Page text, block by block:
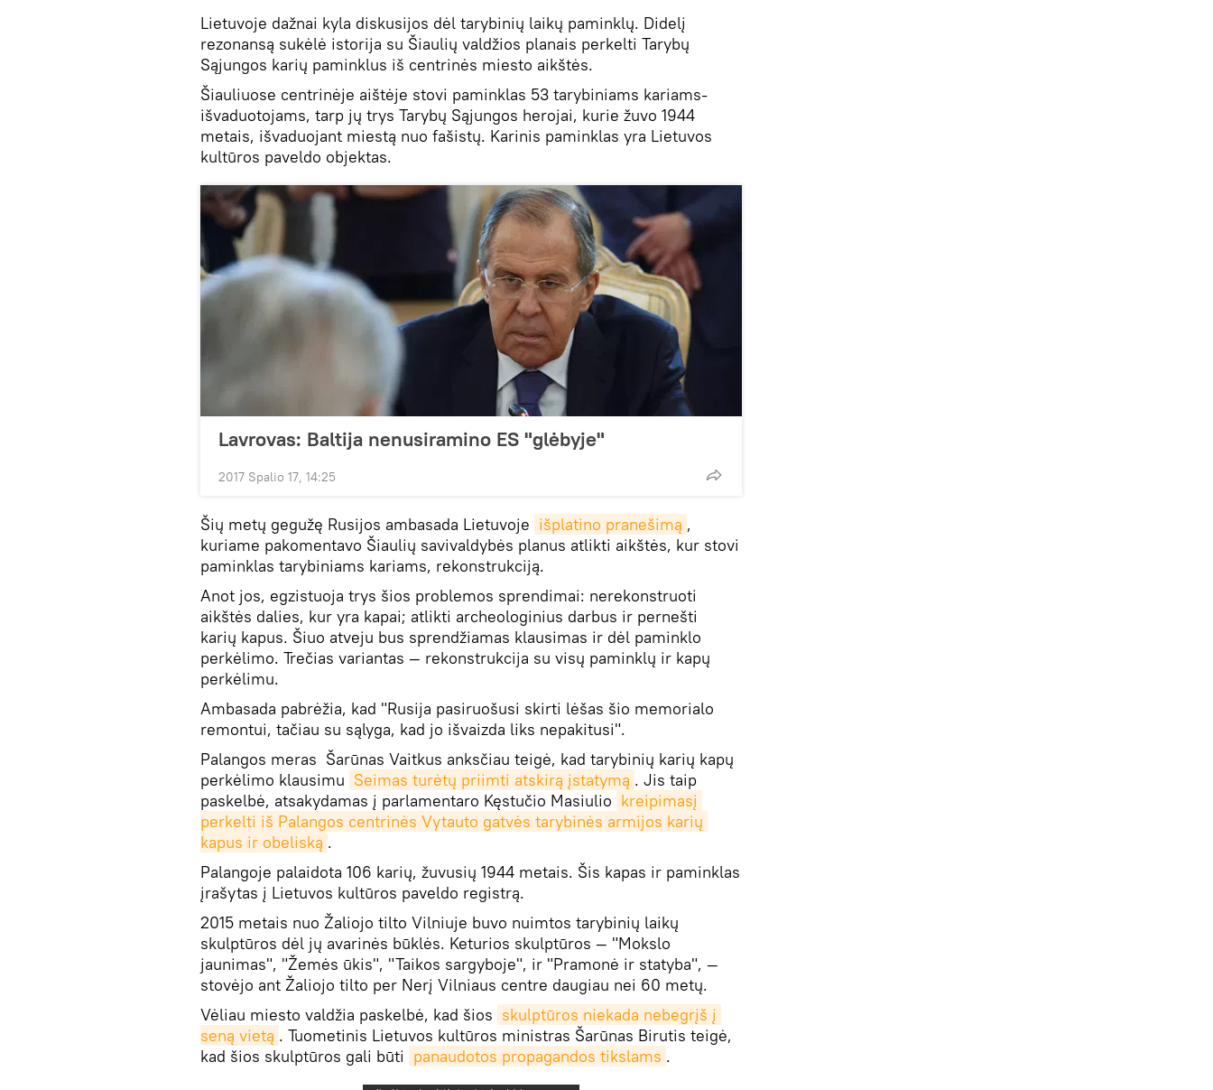
Lietuvoje dažnai kyla diskusijos dėl tarybinių laikų paminklų. Didelį
rezonansą sukėlė istorija su Šiaulių valdžios planais perkelti Tarybų
Sąjungos karių paminklus iš centrinės miesto aikštės.
Šiauliuose centrinėje aištėje stovi paminklas 53 tarybiniams kariams-
išvaduotojams, tarp jų trys Tarybų Sąjungos herojai, kurie žuvo 1944
metais, išvaduojant miestą nuo fašistų. Karinis paminklas yra Lietuvos
kultūros paveldo objektas.
Lavrovas: Baltija nenusiramino ES "glėbyje"
2017 Spalio 17, 14:25
Šių metų gegužę Rusijos ambasada Lietuvoje išplatino pranešimą ,
kuriame pakomentavo Šiaulių savivaldybės planus atlikti aikštės, kur stovi
paminklas tarybiniams kariams, rekonstrukciją.
Anot jos, egzistuoja trys šios problemos sprendimai: nerekonstruoti
aikštės dalies, kur yra kapai; atlikti archeologinius darbus ir pernešti
karių kapus. Šiuo atveju bus sprendžiamas klausimas ir dėl paminklo
perkėlimo. Trečias variantas — rekonstrukcija su visų paminklų ir kapų
perkėlimu.
Ambasada pabrėžia, kad "Rusija pasiruošusi skirti lėšas šio memorialo
remontui, tačiau su sąlyga, kad jo išvaizda liks nepakitusi".
Palangos meras Šarūnas Vaitkus anksčiau teigė, kad tarybinių karių kapų
perkėlimo klausimu Seimas turėtų priimti atskirą įstatymą . Jis taip
paskelbė, atsakydamas į parlamentaro Kęstučio Masiulio kreipimasį
perkelti iš Palangos centrinės Vytauto gatvės tarybinės armijos karių
kapus ir obeliską .
Palangoje palaidota 106 karių, žuvusių 1944 metais. Šis kapas ir paminklas
įrašytas į Lietuvos kultūros paveldo registrą.
2015 metais nuo Žaliojo tilto Vilniuje buvo nuimtos tarybinių laikų
skulptūros dėl jų avarinės būklės. Keturios skulptūros — "Mokslo
jaunimas", "Žemės ūkis", "Taikos sargyboje", ir "Pramonė ir statyba", —
stovėjo ant Žaliojo tilto per Nerį Vilniaus centre daugiau nei 60 metų.
Vėliau miesto valdžia paskelbė, kad šios skulptūros niekada nebegrįš į
seną vietą . Tuometinis Lietuvos kultūros ministras Šarūnas Birutis teigė,
kad šios skulptūros gali būti panaudotos propagandos tikslams .